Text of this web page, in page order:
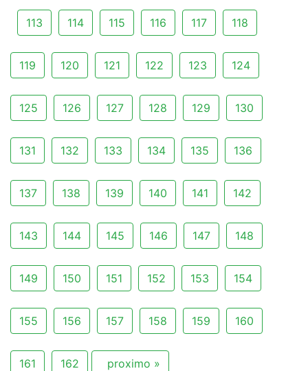
113 114 115 116 117 118
119 120 121 122 123 124
125 126 127 128 129 130
131 132 133 134 135 136
137 138 139 140 141 142
143 144 145 146 147 148
149 150 151 152 153 154
155 156 157 158 159 160
161 162 proximo »